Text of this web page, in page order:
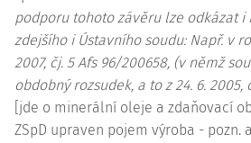
podporu tohoto závěru lze odkázat
zdejšího i Ústavního soudu: Např. v
2007, čj. 5 Afs 96/200658, (v němž
obdobný rozsudek, a to z 24. 6. 2005,
[jde o minerální oleje a zdaňovací
ZSpD upraven pojem výroba - pozn.